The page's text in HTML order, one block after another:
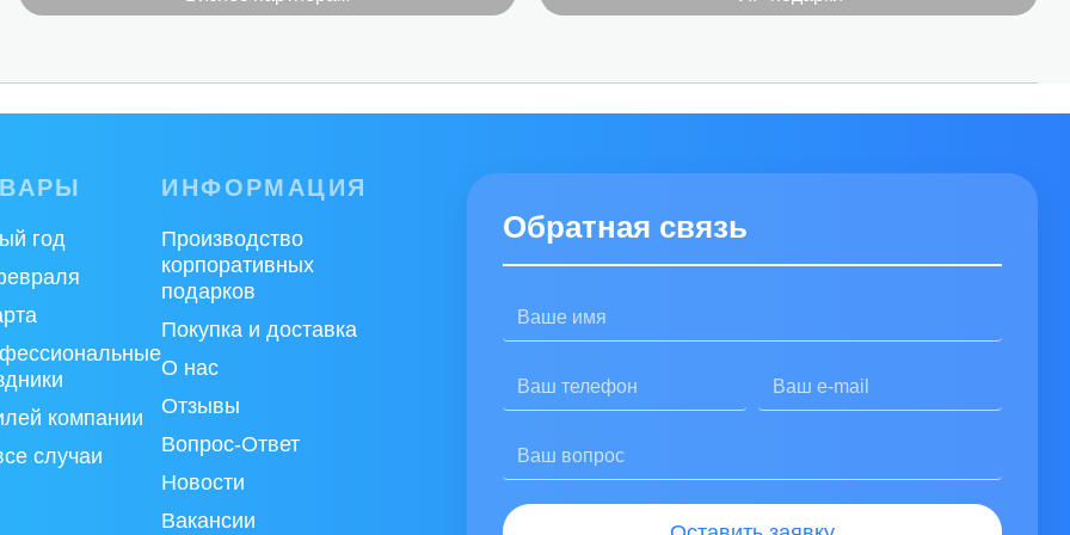
год
компании
случаи
ИНФОРМАЦИЯ
Производство
корпоративных
подарков
Покупка и доставка
О нас
Отзывы
Вопрос-Ответ
Новости
Вакансии
Обратная связь